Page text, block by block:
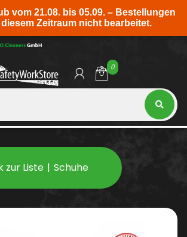
0
zur Liste Schuhe